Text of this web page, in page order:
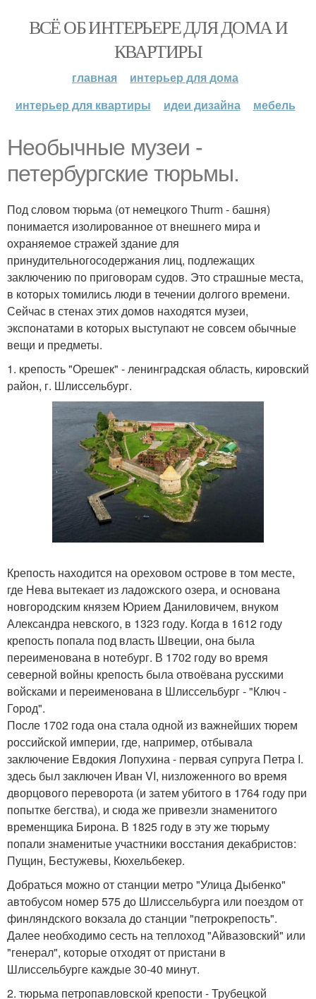
ВСЁ ОБ ИНТЕРЬЕРЕ ДЛЯ ДОМА И
КВАРТИРЫ
главная
интерьер для дома
интерьер для квартиры
идеи дизайна мебель
Необычные музеи -
петербургские тюрьмы.
Под словом тюрьма (от немецкого Thurm - башня)
понимается изолированное от внешнего мира и
охраняемое стражей здание для
принудительногосодержания лиц, подлежащих
заключению по приговорам судов. Это страшные места,
в которых томились люди в течении долгого времени.
Сейчас в стенах этих домов находятся музеи,
экспонатами в которых выступают не совсем обычные
вещи и предметы.
1. крепость "Орешек" - ленинградская область, кировский
район, г. Шлиссельбург.
Крепость находится на ореховом острове в том месте,
где Нева вытекает из ладожского озера, и основана
новгородским князем Юрием Даниловичем, внуком
Александра невского, в 1323 году. Когда в 1612 году
крепость попала под власть Швеции, она была
переименована в нотебург. В 1702 году во время
северной войны крепость была отвоёвана русскими
войсками и переименована в Шлиссельбург - "Ключ -
Город".
После 1702 года она стала одной из важнейших тюрем
российской империи, где, например, отбывала
заключение Евдокия Лопухина - первая супруга Петра I.
здесь был заключен Иван VI, низложенного во время
дворцового переворота (и затем убитого в 1764 году при
попытке бегства), и сюда же привезли знаменитого
временщика Бирона. В 1825 году в эту же тюрьму
попали знаменитые участники восстания декабристов:
Пущин, Бестужевы, Кюхельбекер.
Добраться можно от станции метро "Улица Дыбенко"
автобусом номер 575 до Шлиссельбурга или поездом от
финляндского вокзала до станции "петрокрепость".
Далее необходимо сесть на теплоход "Айвазовский" или
"генерал", которые отходят от пристани в
Шлиссельбурге каждые 30-40 минут.
2. тюрьма петропавловской крепости - Трубецкой